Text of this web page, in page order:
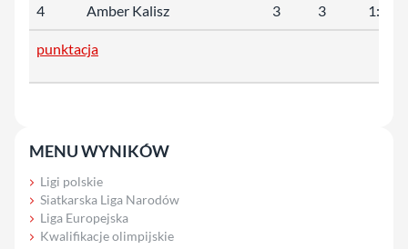
4 Amber Kalisz 3 3 1:9
punktacja
MENU WYNIKÓW
Ligi polskie
Siatkarska Liga Narodów
Liga Europejska
Kwalifikacje olimpijskie